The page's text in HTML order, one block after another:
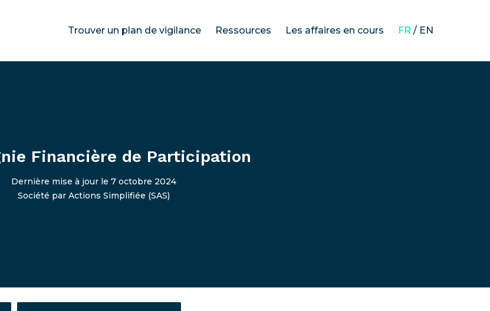
Trouver un plan de vigilance Ressources Les affaires en cours FR / EN
Financière de Participation
Dernière mise à jour le 7 octobre 2024
Société par Actions Simplifiée (SAS)